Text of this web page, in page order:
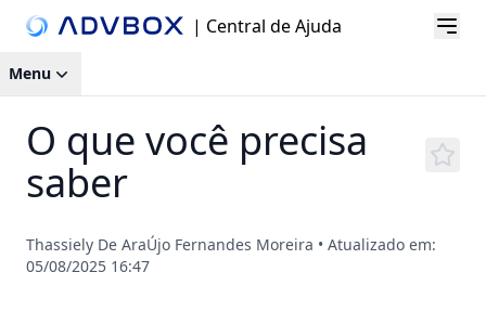
| Central de Ajuda
Menu
O que você precisa
saber
Thassiely De AraÚjo Fernandes Moreira • Atualizado em:
05/08/2025 16:47